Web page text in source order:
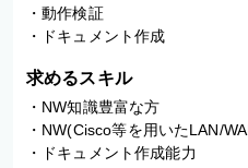
・動作検証
・ドキュメント作成
求めるスキル
・NW知識豊富な方
・NW(Cisco等を用いたLAN/
・ドキュメント作成能力